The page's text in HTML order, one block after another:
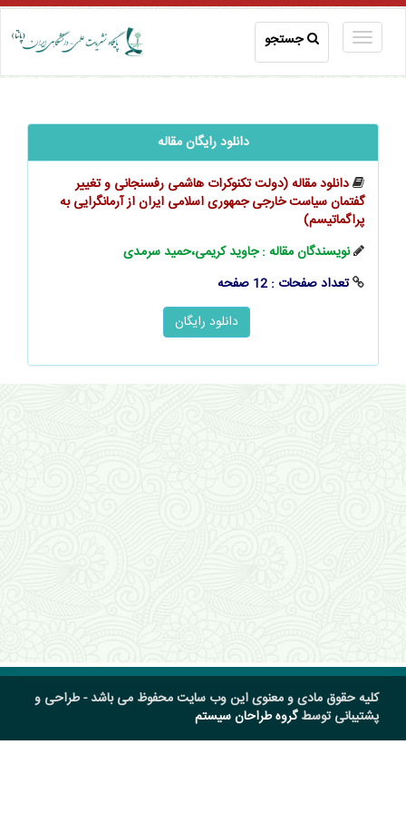
جستجو
دانلود رایگان مقاله
دانلود مقاله (دولت تکنوکرات هاشمی رفسنجانی و تغییر
گفتمان سیاست خارجی جمهوری اسلامی ایران از آرمانگرایی به
پراگماتیسم)
نویسندگان مقاله : جاوید کریمی،حمید سرمدی
تعداد صفحات : 12 صفحه
کلیه حقوق مادی و معنوی این وب سایت محفوظ می باشد - طراحی و
پشتیبانی توسطگروه طراحان سیستم